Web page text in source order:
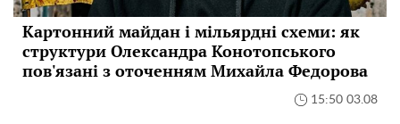
Картонний майдан і мільярдні схеми: як
структури Олександра Конотопського
пов'язані з оточенням Михайла Федорова
15:50 03.08